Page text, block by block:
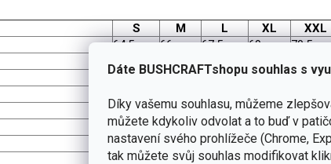
Dáte BUSHCRAFTshopu souhlas s
Díky vašemu souhlasu, můžeme
můžete kdykoliv odvolat a to buď v
nastavení svého prohlížeče (Chrome,
tak můžete svůj souhlas modifikovat
S M L XL XXL
64,5 66 67,5 69 70,5
70,5 72 73,5
75,5 77 79,5 82 84,5
21 21 22 22 23
48 50 52 54 56
111 115 120 125 131
81 83 90 95 101